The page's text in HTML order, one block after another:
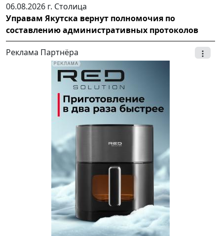
06.08.2026 г. Столица
Управам Якутска вернут полномочия по
составлению административных протоколов
Реклама Партнёра